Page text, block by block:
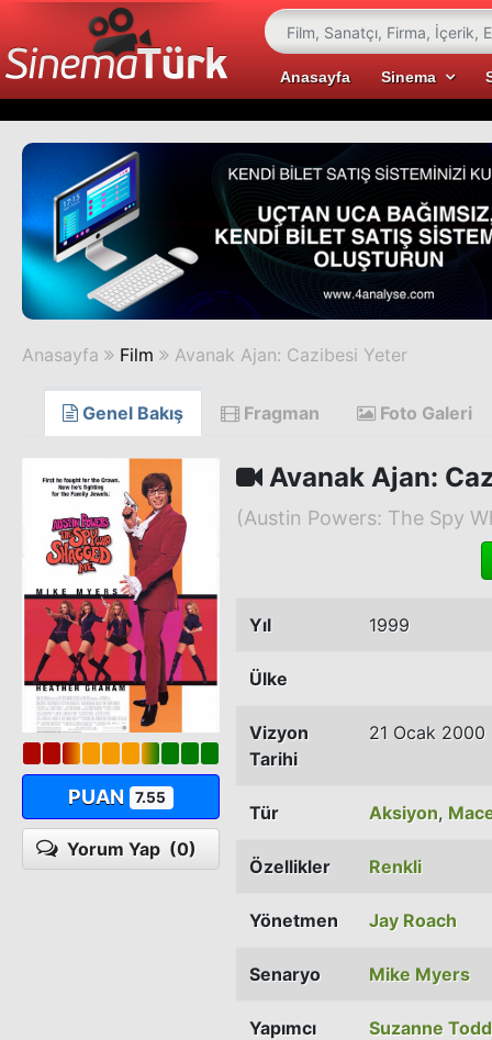
Anasayfa Sinema
Anasayfa Film Avanak Ajan: Cazibesi Yeter
Genel Bakış Fragman Foto Galeri
PUAN 7.55
Yorum Yap (0)
Avanak Ajan:
(Austin Powers: The Spy
Yıl 1999
Ülke
Vizyon
Tarihi
21 Ocak 2000
Tür Aksiyon,
Özellikler Renkli
Yönetmen Jay Roach
Senaryo Mike Myers
Yapımcı
Suzanne Todd